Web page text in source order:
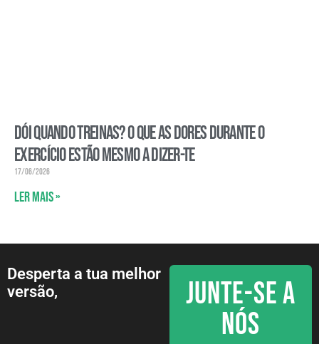
Dói quando treinas? O que as dores durante o
exercício estão mesmo a dizer-te
17/06/2026
Ler mais »
Desperta a tua melhor
versão,
JUNTE-SE A
NÓS